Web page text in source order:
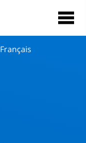
Français